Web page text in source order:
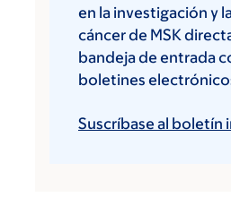
en la investigación y
cáncer de MSK
bandeja de entrada
boletines
Suscríbase al boletín